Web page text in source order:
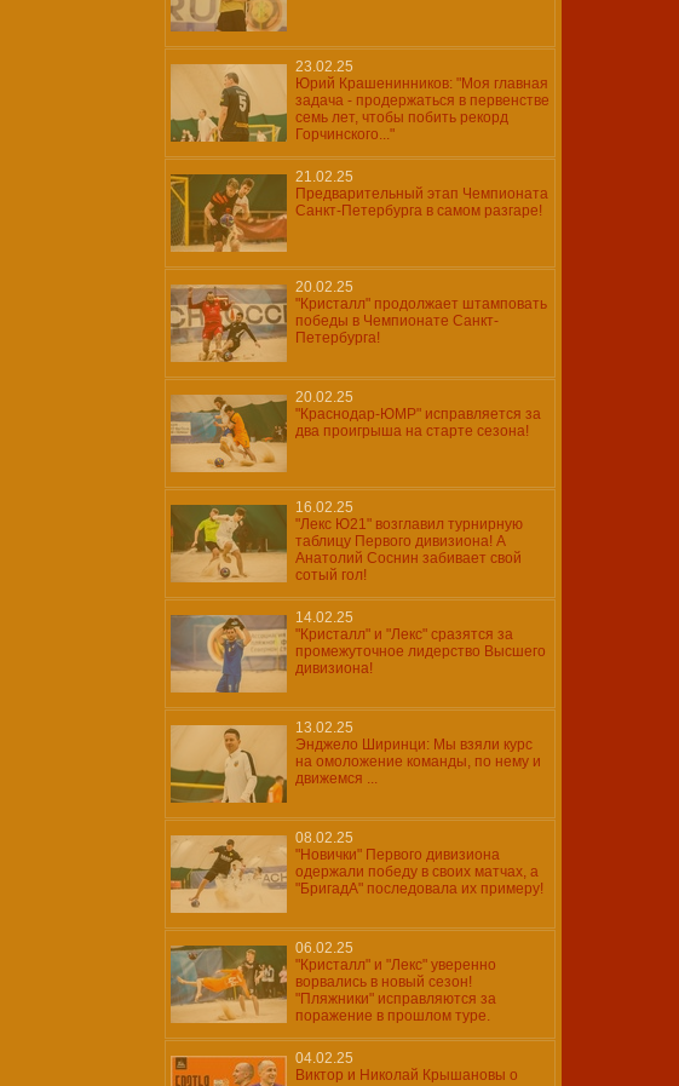
23.02.25
Юрий Крашенинников: "Моя главная
задача - продержаться в первенстве
семь лет, чтобы побить рекорд
Горчинского..."
21.02.25
Предварительный этап Чемпионата
Санкт-Петербурга в самом разгаре!
20.02.25
"Кристалл" продолжает штамповать
победы в Чемпионате Санкт-
Петербурга!
20.02.25
"Краснодар-ЮМР" исправляется за
два проигрыша на старте сезона!
16.02.25
"Лекс Ю21" возглавил турнирную
таблицу Первого дивизиона! А
Анатолий Соснин забивает свой
сотый гол!
14.02.25
"Кристалл" и "Лекс" сразятся за
промежуточное лидерство Высшего
дивизиона!
13.02.25
Энджело Ширинци: Мы взяли курс
на омоложение команды, по нему и
движемся ...
08.02.25
"Новички" Первого дивизиона
одержали победу в своих матчах, а
"БригадА" последовала их примеру!
06.02.25
"Кристалл" и "Лекс" уверенно
ворвались в новый сезон!
"Пляжники" исправляются за
поражение в прошлом туре.
04.02.25
Виктор и Николай Крышановы о